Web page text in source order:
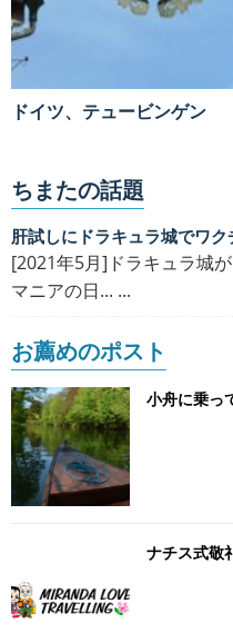
ドイツ、テュービンゲン
ちまたの話題
肝試しにドラキュラ城でワ
[2021年5月]ドラキュラ城
マニアの日... ...
お薦めのポスト
小舟に乗っ
ナチス式敬